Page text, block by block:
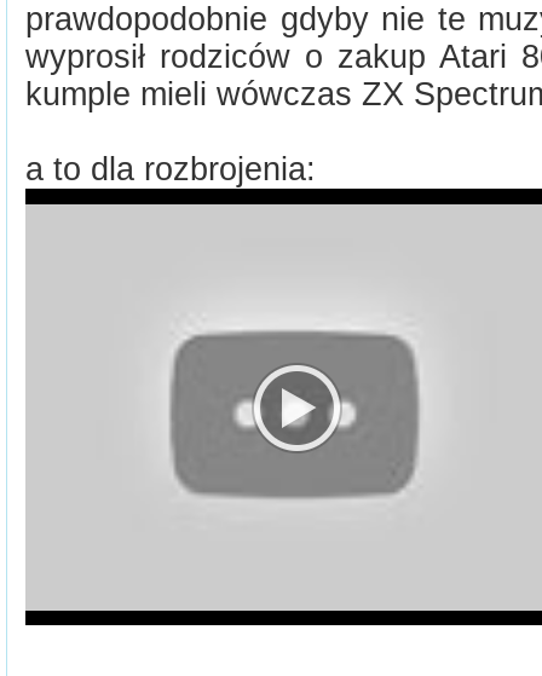
prawdopodobnie gdyby nie te
wyprosił rodziców o zakup Atari
kumple mieli wówczas ZX
a to dla rozbrojenia: